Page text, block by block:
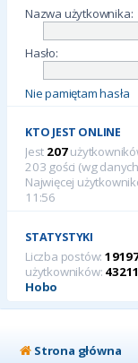
Nazwa użytkownika:
Hasło:
Nie pamiętam hasła
KTO JEST ONLINE
Jest 207
203 gości (wg
Najwięcej
11:56
STATYSTYKI
Liczba postów:
użytkowników: 43211
Hobo
Strona główna